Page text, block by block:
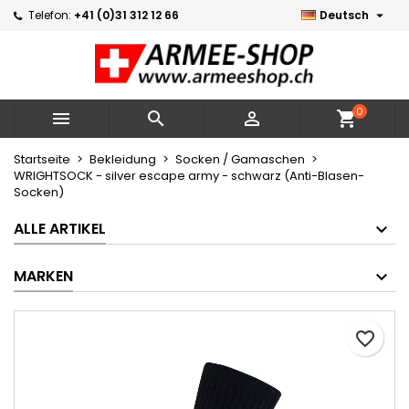
Telefon: +41 (0)31 312 12 66 Deutsch 
   shopping_cart0
Startseite Bekleidung
Socken / Gamaschen
WRIGHTSOCK - silver escape army - schwarz (Anti-Blasen-
Socken)
ALLE ARTIKEL
MARKEN
favorite_border
×
Neue Liste erstellen
×
Name der Wunschliste
Abbrechen Wunschliste erstellen
×
Sie müssen angemeldet sein, um Artikel Ihrer
Wunschliste hinzufügen zu können.
Abbrechen Anmelden